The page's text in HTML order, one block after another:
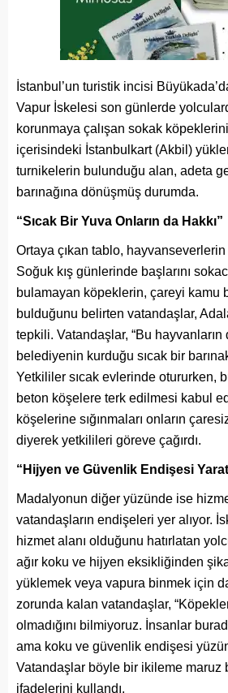
İstanbul’un turistik incisi
Vapur İskelesi son günlerde
korunmaya çalışan sokak
içerisindeki İstanbulkart (Akbil)
turnikelerin bulunduğu alan, adeta
barınağına dönüşmüş durumda.
“Sıcak Bir Yuva Onların da Hakkı”
Ortaya çıkan tablo,
Soğuk kış günlerinde başlarını
bulamayan köpeklerin, çareyi kamu
bulduğunu belirten vatandaşlar,
tepkili. Vatandaşlar, “Bu hayvanların
belediyenin kurduğu sıcak bir
Yetkililer sıcak evlerinde otururken,
beton köşelere terk edilmesi kabul
köşelerine sığınmaları onların
diyerek yetkilileri göreve çağırdı.
“Hijyen ve Güvenlik Endişesi
Madalyonun diğer yüzünde ise
vatandaşların endişeleri yer alıyor.
hizmet alanı olduğunu hatırlatan
ağır koku ve hijyen eksikliğinden
yüklemek veya vapura binmek için
zorunda kalan vatandaşlar,
olmadığını bilmiyoruz. İnsanlar
ama koku ve güvenlik endişesi
Vatandaşlar böyle bir ikileme maruz
ifadelerini kullandı.